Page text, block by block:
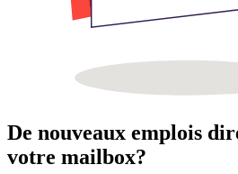
De nouveaux emplois
votre mailbox?